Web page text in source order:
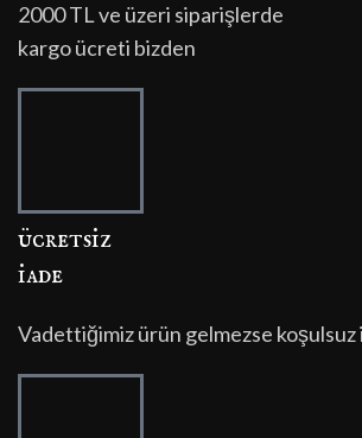
2000 TL ve üzeri siparişlerde
kargo ücreti bizden
ücretsi̇z
i̇ade
Vadettiğimiz ürün gelmezse